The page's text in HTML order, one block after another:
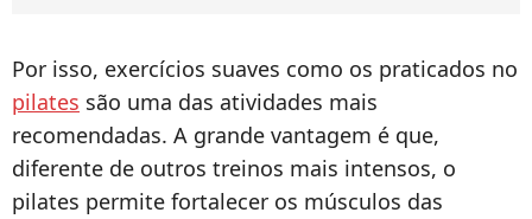
Por isso, exercícios suaves como os praticados no
pilates são uma das atividades mais
recomendadas. A grande vantagem é que,
diferente de outros treinos mais intensos, o
pilates permite fortalecer os músculos das